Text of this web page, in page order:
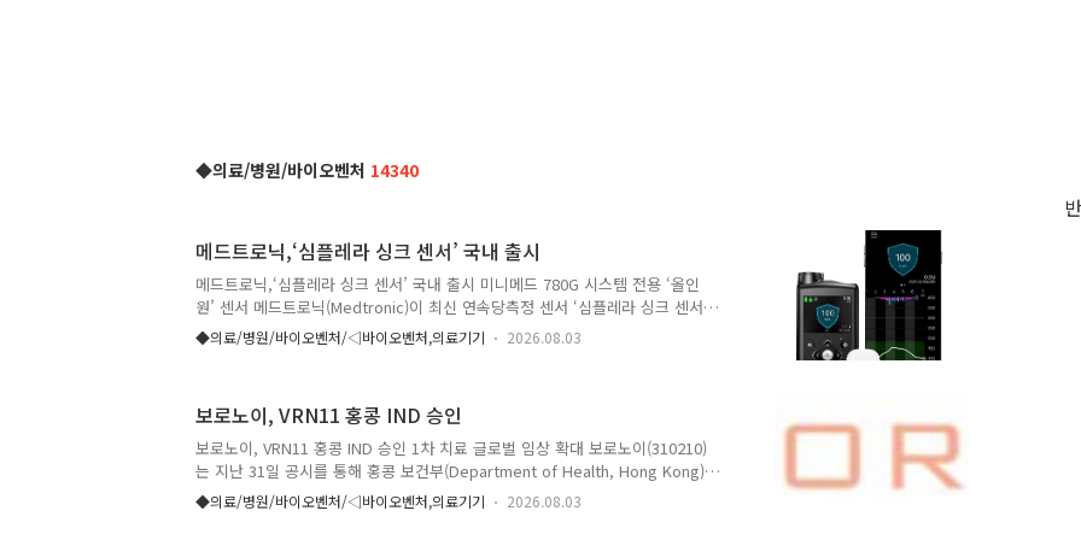
◆의료/병원/바이오벤처 14340
메드트로닉,‘심플레라 싱크 센서’ 국내 출시
메드트로닉,‘심플레라 싱크 센서’ 국내 출시 미니메드 780G 시스템 전용 ‘올인
원’ 센서 메드트로닉(Medtronic)이 최신 연속당측정 센서 ‘심플레라 싱크 센서
(Simplera SyncTM Sensor)’를 국내 출시한다. 자사 자동 인슐린 주입 시스템
인 '미니메드 780G 시스템(MiniMedTM 780G System)' 사용자들의 센서 선택
서 대비 절반 수준으로 크기를 줄여 향상된 사용 경험을 제공한다. 과거에는 송
신기, 충전기, 삽입기를 갖추고, 송신기 충전 및 센서 결합 과정을 별도로 거쳐야
했지만 이제 해당 구성품과 절차를 하나의 기..
◆의료/병원/바이오벤처/◁바이오벤처,의료기기 2026.08.03
보로노이, VRN11 홍콩 IND 승인
보로노이, VRN11 홍콩 IND 승인 1차 치료 글로벌 임상 확대 보로노이(310210)
는 지난 31일 공시를 통해 홍콩 보건부(Department of Health, Hong Kong)
로부터 차세대 EGFR 표적치료제 VRN11의 1b/2상 임상시험 계획(IND)이 승인
되었다고 밝혔다. 이번 홍콩 임상에서는 EGFR 비소세포폐암의 세계적인 권위자
◆의료/병원/바이오벤처/◁바이오벤처,의료기기 2026.08.03